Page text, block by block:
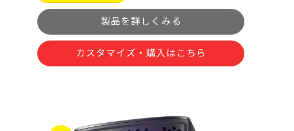
製品を詳しくみる
カスタマイズ・購入はこちら